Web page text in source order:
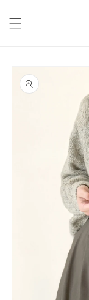
content
product
information